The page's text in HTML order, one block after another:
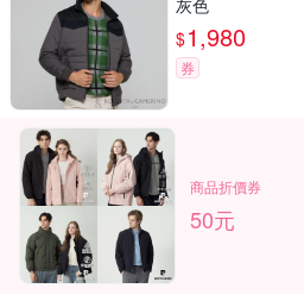
灰色
$1,980
券
商品折價券
50元